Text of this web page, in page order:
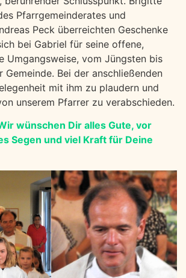
Pfarrgemeinderates und
Peck überreichten Geschenke
bei Gabriel für seine offene,
Umgangsweise, vom Jüngsten bis
Gemeinde. Bei der anschließenden
mit ihm zu plaudern und
unserem Pfarrer zu verabschieden.
wünschen Dir alles Gute, vor
Segen und viel Kraft für Deine